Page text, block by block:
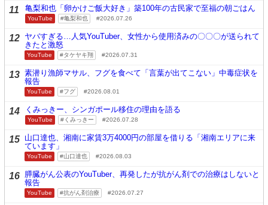
11 亀梨和也「卵かけご飯大好き」築100年の古民家で至福の朝ごはん
YouTube 亀梨和也 2026.07.26
12 ヤバすぎる…人気YouTuber、女性から使用済みの〇〇〇が送られて
きたと激怒
YouTube タケヤキ翔 2026.07.31
13 素潜り漁師マサル、フグを食べて「言葉が出てこない」中毒症状を
報告
YouTube フグ 2026.08.01
14 くみっきー、シンガポール移住の理由を語る
YouTube くみっきー 2026.07.28
15 山口達也、湘南に家賃3万4000円の部屋を借りる「湘南エリアに来
ています」
YouTube 山口達也 2026.08.03
16 膵臓がん公表のYouTuber、再発したが抗がん剤での治療はしないと
報告
YouTube 抗がん剤治療 2026.07.27